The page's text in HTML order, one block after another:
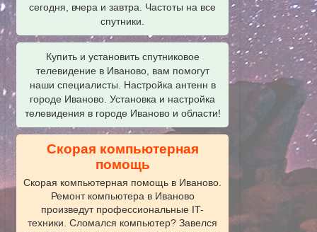
сегодня, вчера и завтра. Частоты на все
спутники.
Купить и установить спутниковое
телевидение в Иваново, вам помогут
наши специалисты. Настройка антенн в
городе Иваново. Установка и настройка
телевидения в городе Иваново и области!
Скорая компьютерная
помощь
Скорая компьютерная помощь в Иваново.
Ремонт компьютера в Иваново
произведут профессиональные IT-
техники. Сломался компьютер? Завелся